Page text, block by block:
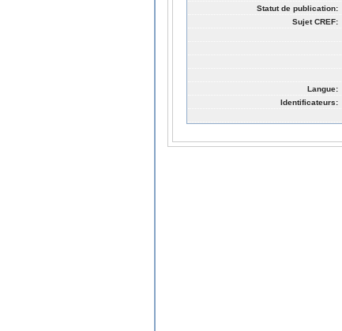
Statut de publication:
Sujet CREF:
Langue:
Identificateurs: